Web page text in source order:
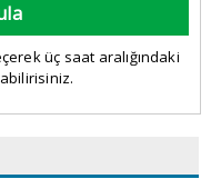
üç saat aralığındaki